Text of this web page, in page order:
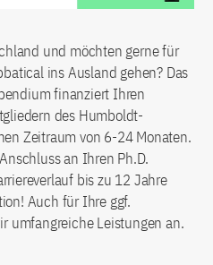
und möchten gerne für
ins Ausland gehen? Das
finanziert Ihren
des Humboldt-
Zeitraum von 6-24 Monaten.
an Ihren Ph.D.
bis zu 12 Jahre
Auch für Ihre ggf.
umfangreiche Leistungen an.